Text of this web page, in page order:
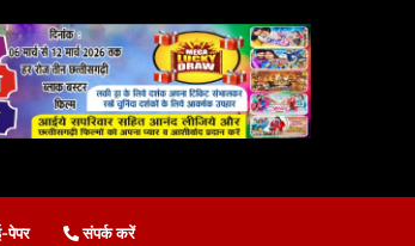
पेपर संपर्क करें